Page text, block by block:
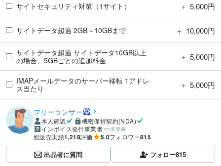
サイトセキュリティ対策（1サイト） ＋ 5,000円
サイトデータ超過 2GB～10GBまで ＋ 10,000円
サイトデータ超過 サイトデータ10GB以上
の場合、5GBごとの追加料金
＋ 5,000円
IMAPメールデータのサーバー移転 1アドレ
ス当たり
＋ 5,000円
フリーランサー
本人確認
機密保持契約(NDA)
インボイス発行事業者
未登録
総販売実績1,218評価 5.0フォロワー815
出品者に質問 フォロー815